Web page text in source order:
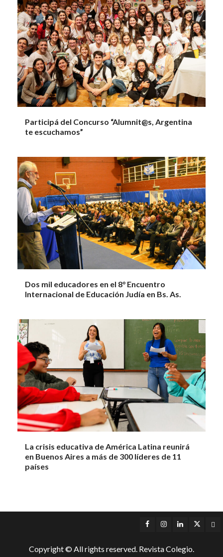
Participá del Concurso “Alumnit@s, Argentina
te escuchamos”
Dos mil educadores en el 8° Encuentro
Internacional de Educación Judía en Bs. As.
La crisis educativa de América Latina reunirá
en Buenos Aires a más de 300 líderes de 11
países
Facebook
Instagram
LinkedInTwitter
Copyright © All rights reserved. Revista Colegio.